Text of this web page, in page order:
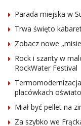
Parada miejska w
Trwa święto
Zobacz nowe
Rock i szanty w
RockWater Festival
placówkach
Miał być pellet na
Za szybko we